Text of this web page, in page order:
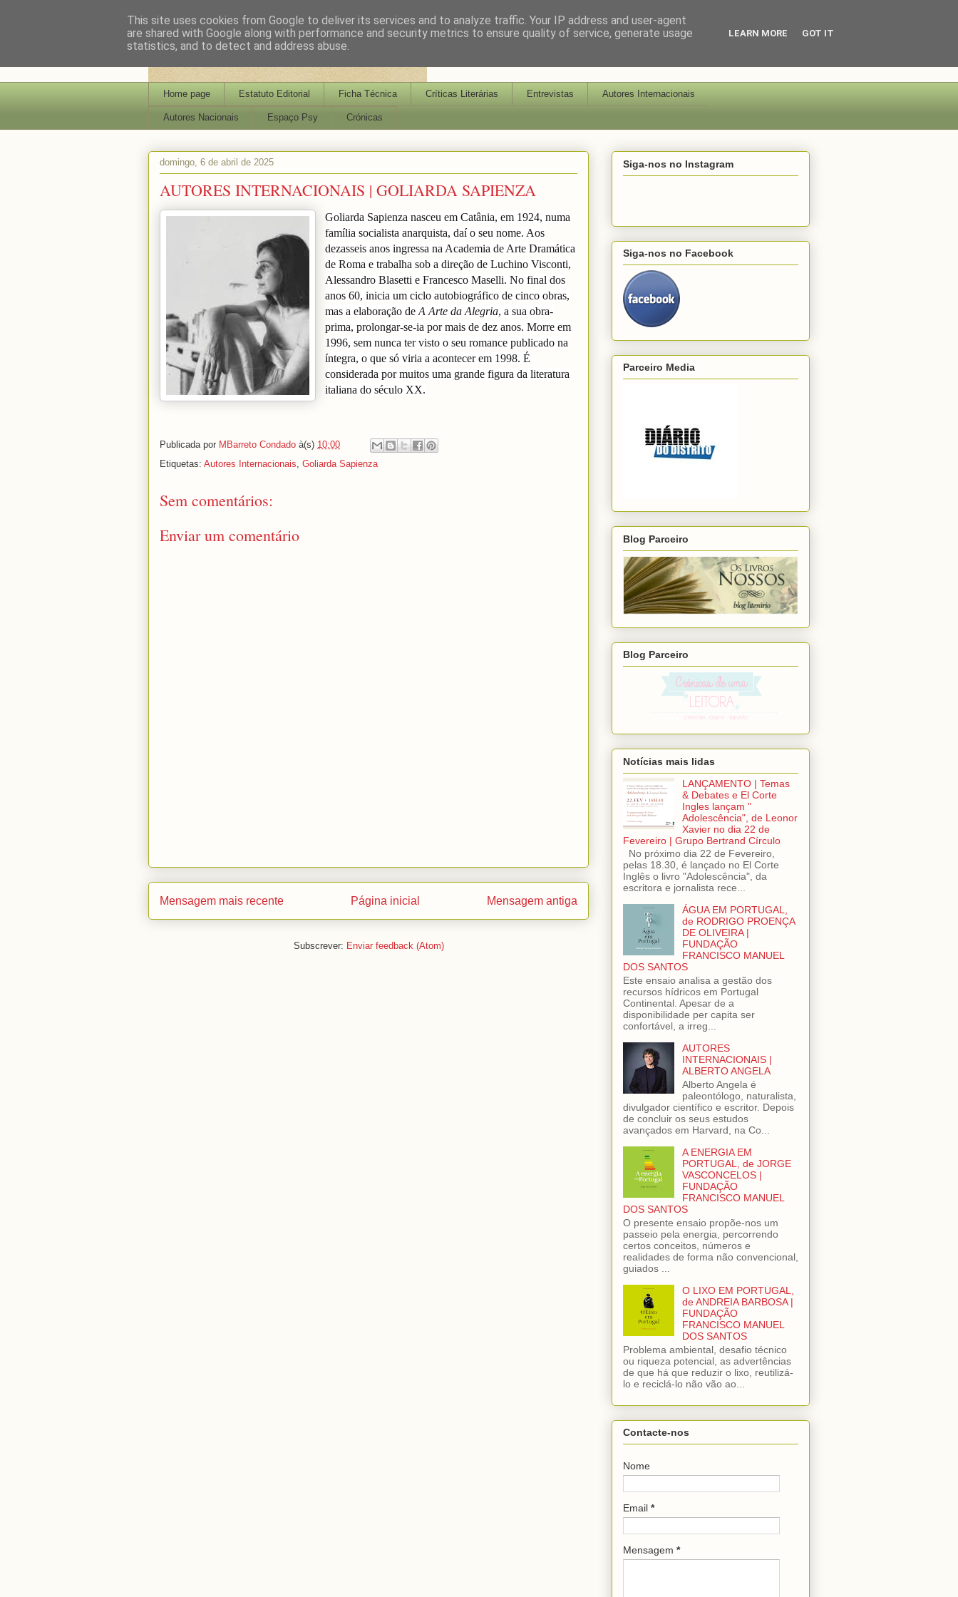
Home page Estatuto Editorial Ficha Técnica Críticas Literárias Entrevistas Autores Internacionais
Autores Nacionais Espaço Psy Crónicas
domingo, 6 de abril de 2025
AUTORES INTERNACIONAIS | GOLIARDA SAPIENZA
Goliarda Sapienza nasceu em Catânia, em 1924, numa
família socialista anarquista, daí o seu nome. Aos
dezasseis anos ingressa na Academia de Arte Dramática
de Roma e trabalha sob a direção de Luchino Visconti,
Alessandro Blasetti e Francesco Maselli. No final dos
anos 60, inicia um ciclo autobiográfico de cinco obras,
mas a elaboração de A Arte da Alegria, a sua obra-
prima, prolongar-se-ia por mais de dez anos. Morre em
1996, sem nunca ter visto o seu romance publicado na
íntegra, o que só viria a acontecer em 1998. É
considerada por muitos uma grande figura da literatura
italiana do século XX.
Publicada por MBarreto Condado à(s) 10:00
Etiquetas: Autores Internacionais, Goliarda Sapienza
Sem comentários:
Enviar um comentário
Mensagem mais recente Mensagem antiga
Página inicial
Subscrever: Enviar feedback (Atom)
Siga-nos no Instagram
Siga-nos no Facebook
Parceiro Media
Blog Parceiro
Blog Parceiro
Notícias mais lidas
LANÇAMENTO | Temas
& Debates e El Corte
Ingles lançam "
Adolescência", de Leonor
Xavier no dia 22 de
Fevereiro | Grupo Bertrand Círculo
No próximo dia 22 de Fevereiro,
pelas 18.30, é lançado no El Corte
Inglês o livro "Adolescência", da
escritora e jornalista rece...
ÁGUA EM PORTUGAL,
de RODRIGO PROENÇA
DE OLIVEIRA |
FUNDAÇÃO
FRANCISCO MANUEL
DOS SANTOS
Este ensaio analisa a gestão dos
recursos hídricos em Portugal
Continental. Apesar de a
disponibilidade per capita ser
confortável, a irreg...
AUTORES
INTERNACIONAIS |
ALBERTO ANGELA
Alberto Angela é
paleontólogo, naturalista,
divulgador científico e escritor. Depois
de concluir os seus estudos
avançados em Harvard, na Co...
A ENERGIA EM
PORTUGAL, de JORGE
VASCONCELOS |
FUNDAÇÃO
FRANCISCO MANUEL
DOS SANTOS
O presente ensaio propõe-nos um
passeio pela energia, percorrendo
certos conceitos, números e
realidades de forma não convencional,
guiados ...
O LIXO EM PORTUGAL,
de ANDREIA BARBOSA |
FUNDAÇÃO
FRANCISCO MANUEL
DOS SANTOS
Problema ambiental, desafio técnico
ou riqueza potencial, as advertências
de que há que reduzir o lixo, reutilizá-
lo e reciclá-lo não vão ao...
Contacte-nos
Nome
Email *
Mensagem *
This site uses cookies from Google to deliver its services and to analyze traffic. Your IP address and user-agent
are shared with Google along with performance and security metrics to ensure quality of service, generate usage
statistics, and to detect and address abuse.
LEARN MORE GOT IT